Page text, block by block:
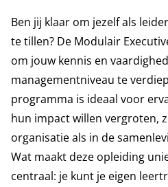
Ben jij klaar om jezelf als
te tillen? De Modulair
om jouw kennis en
managementniveau te
programma is ideaal voor
hun impact willen vergroten,
organisatie als in de
Wat maakt deze opleiding
centraal: je kunt je eigen